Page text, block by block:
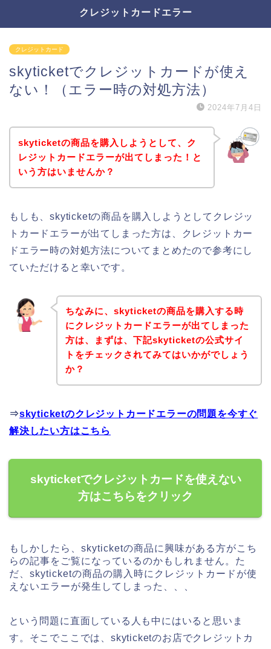
クレジットカードエラー
クレジットカード
skyticketでクレジットカードが使え
ない！（エラー時の対処方法）
2024年7月4日
skyticketの商品を購入しようとして、ク
レジットカードエラーが出てしまった！と
いう方はいませんか？
もしも、skyticketの商品を購入しようとしてクレジッ
トカードエラーが出てしまった方は、クレジットカー
ドエラー時の対処方法についてまとめたので参考にし
ていただけると幸いです。
ちなみに、skyticketの商品を購入する時
にクレジットカードエラーが出てしまった
方は、まずは、下記skyticketの公式サイ
トをチェックされてみてはいかがでしょう
か？
⇒skyticketのクレジットカードエラーの問題を今すぐ
解決したい方はこちら
skyticketでクレジットカードを使えない
方はこちらをクリック
もしかしたら、skyticketの商品に興味がある方がこち
らの記事をご覧になっているのかもしれません。た
だ、skyticketの商品の購入時にクレジットカードが使
えないエラーが発生してしまった、、、
という問題に直面している人も中にはいると思いま
す。そこでここでは、skyticketのお店でクレジットカ